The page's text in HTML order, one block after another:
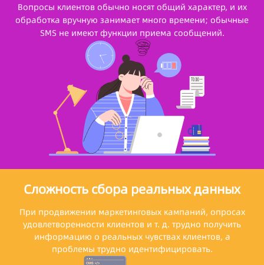
Вопросы клиентов обычно носят общий характер, и их
обработка вручную занимает много времени; обычные
SMS не имеют функции приема сообщений.
Сложность сбора реальных данных
При продвижении маркетинговых кампаний, опросах
удовлетворенности клиентов и т. д. трудно получить
информацию о реальных чувствах клиентов, а
проблемы трудно идентифицировать.